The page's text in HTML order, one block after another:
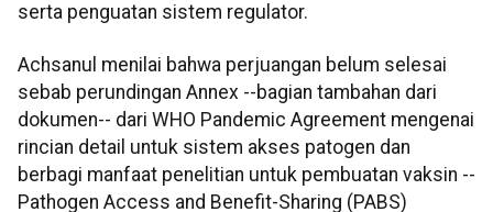
serta penguatan sistem regulator.
Achsanul menilai bahwa perjuangan belum selesai
sebab perundingan Annex --bagian tambahan dari
dokumen-- dari WHO Pandemic Agreement mengenai
rincian detail untuk sistem akses patogen dan
berbagi manfaat penelitian untuk pembuatan vaksin --
Pathogen Access and Benefit-Sharing (PABS)